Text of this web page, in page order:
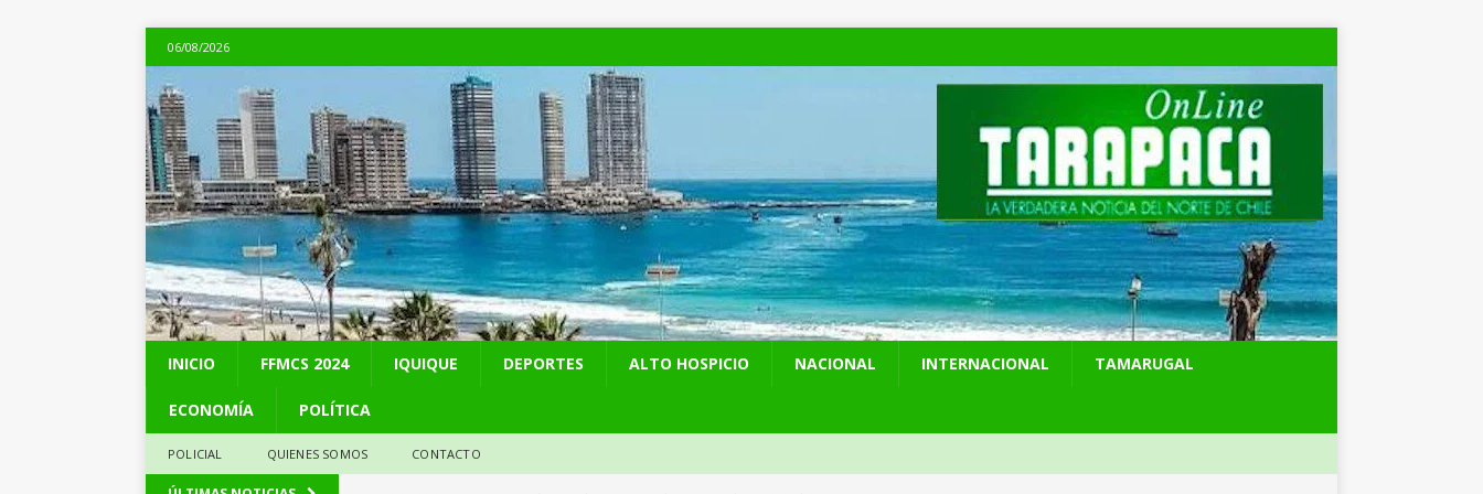
06/08/2026
INICIO FFMCS 2024 IQUIQUE DEPORTES ALTO HOSPICIO NACIONAL INTERNACIONAL TAMARUGAL
ECONOMÍA POLÍTICA
POLICIAL QUIENES SOMOS CONTACTO